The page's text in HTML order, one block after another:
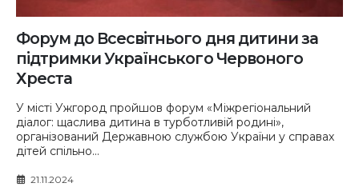
Форум до Всесвітнього дня дитини за
підтримки Українського Червоного
Хреста
У місті Ужгород пройшов форум «Міжрегіональний
діалог: щаслива дитина в турботливій родині»,
організований Державною службою України у справах
дітей спільно...
21.11.2024